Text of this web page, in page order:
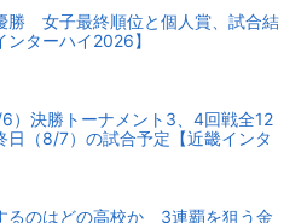
勝 女子最終順位と個人賞、試合結
ンターハイ2026】
）決勝トーナメント3、4回戦全12
日（8/7）の試合予定【近畿インタ
るのはどの高校か 3連覇を狙う金